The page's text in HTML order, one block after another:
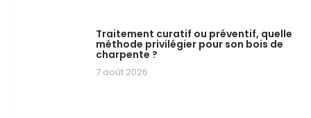
Traitement curatif ou préventif, quelle
méthode privilégier pour son bois de
charpente ?
7 août 2026